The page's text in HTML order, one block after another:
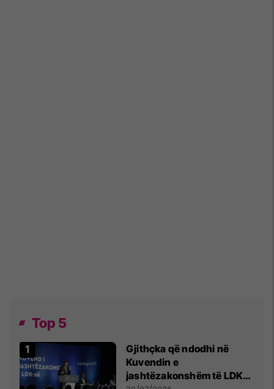
Top 5
Gjithçka që ndodhi në
Kuvendin e
jashtëzakonshëm të LDK-